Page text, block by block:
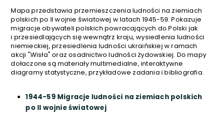
1944-59 Migracje ludności na ziemiach polskich
po II wojnie światowej
Mapa przedstawia przemieszczenia ludności na ziemiach
polskich po II wojnie światowej w latach 1945-59. Pokazuje
migracje obywateli polskich powracających do Polski jak
i przesiedlających się wewnątrz kraju, wysiedlenia ludności
niemieckiej, przesiedlenia ludności ukraińskiej w ramach
akcji "Wisła" oraz osadnictwo ludności żydowskiej. Do mapy
dołaczone są materiały multimedialne, interaktywne
diagramy statystyczne, przykładowe zadania i bibliografia.